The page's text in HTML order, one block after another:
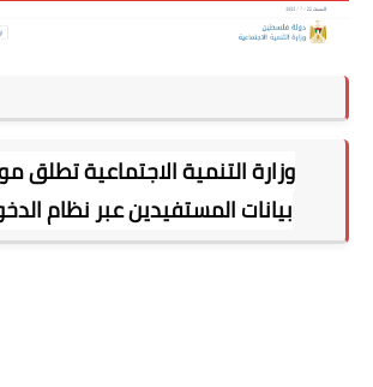
وزارة التنمية الاجتماعية تطلق
بيانات المستفيدين عبر نظام